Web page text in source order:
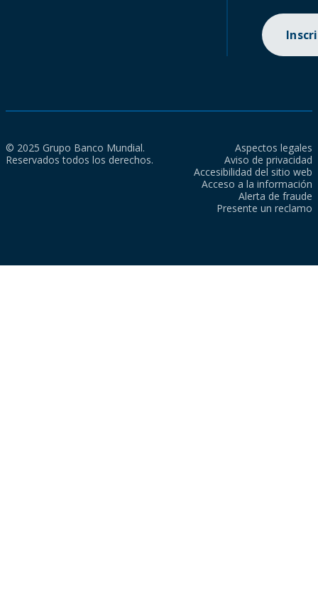
© 2025 Grupo Banco Mundial.
Reservados todos los derechos.
Aspectos legales
Aviso de privacidad
Accesibilidad del sitio web
Acceso a la información
Alerta de fraude
Presente un reclamo